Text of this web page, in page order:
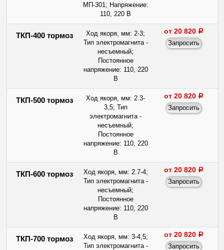
МП-301; Напряжение:
110, 220 В
ТКП-400 тормоз
Ход якоря, мм: 2-3;
Тип электромагнита -
несъемный;
Постоянное
напряжение: 110, 220
В
от 20 820 a
ТКП-500 тормоз
Ход якоря, мм: 2.3-
3,5; Тип
электромагнита -
несъемный;
Постоянное
напряжение: 110, 220
В
от 20 820 a
ТКП-600 тормоз
Ход якоря, мм: 2.7-4;
Тип электромагнита -
несъемный;
Постоянное
напряжение: 110, 220
В
от 20 820 a
ТКП-700 тормоз
Ход якоря, мм: 3-4,5;
Тип электромагнита -
от 20 820 a